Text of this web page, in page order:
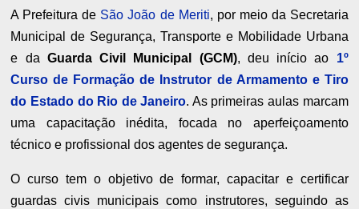
A Prefeitura de São João de Meriti, por meio da Secretaria
Municipal de Segurança, Transporte e Mobilidade Urbana
e da Guarda Civil Municipal (GCM), deu início ao 1º
Curso de Formação de Instrutor de Armamento e Tiro
do Estado do Rio de Janeiro. As primeiras aulas marcam
uma capacitação inédita, focada no aperfeiçoamento
técnico e profissional dos agentes de segurança.
O curso tem o objetivo de formar, capacitar e certificar
guardas civis municipais como instrutores, seguindo as